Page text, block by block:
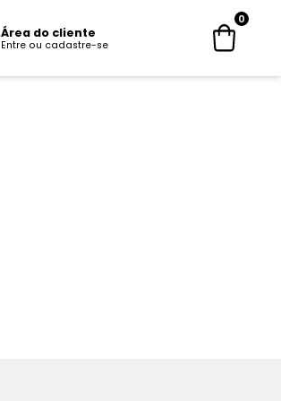
Área do cliente
Entre ou cadastre-se
0